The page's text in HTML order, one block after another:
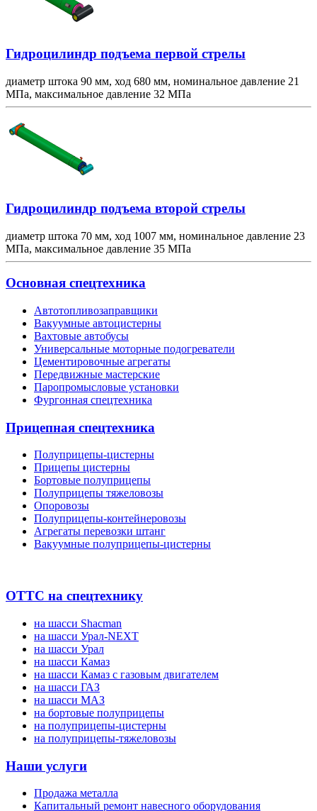
Гидроцилиндр подъема первой стрелы
диаметр штока 90 мм, ход 680 мм, номинальное давление 21
МПа, максимальное давление 32 МПа
Гидроцилиндр подъема второй стрелы
диаметр штока 70 мм, ход 1007 мм, номинальное давление 23
МПа, максимальное давление 35 МПа
Основная спецтехника
Автотопливозаправщики
Вакуумные автоцистерны
Вахтовые автобусы
Универсальные моторные подогреватели
Цементировочные агрегаты
Передвижные мастерские
Паропромысловые установки
Фургонная спецтехника
Прицепная спецтехника
Полуприцепы-цистерны
Прицепы цистерны
Бортовые полуприцепы
Полуприцепы тяжеловозы
Опоровозы
Полуприцепы-контейнеровозы
Агрегаты перевозки штанг
Вакуумные полуприцепы-цистерны
ОТТС на спецтехнику
на шасси Shacman
на шасси Урал-NEXT
на шасси Урал
на шасси Камаз
на шасси Камаз с газовым двигателем
на шасси ГАЗ
на шасси МАЗ
на бортовые полуприцепы
на полуприцепы-цистерны
на полуприцепы-тяжеловозы
Наши услуги
Продажа металла
Капитальный ремонт навесного оборудования